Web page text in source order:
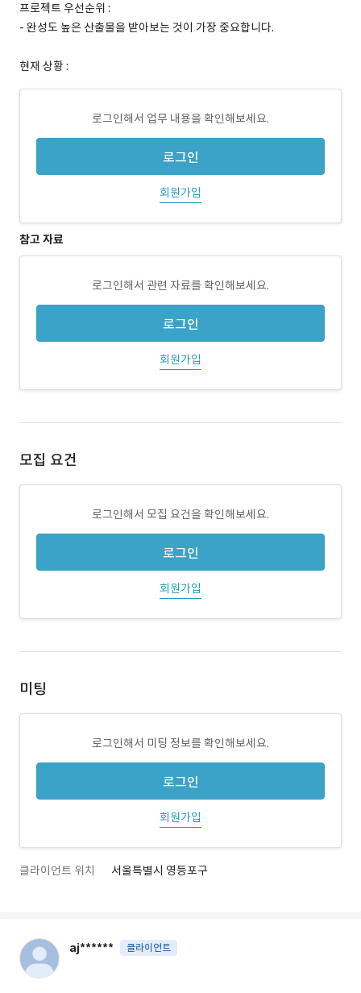
프로젝트 우선순위 :
- 완성도 높은 산출물을 받아보는 것이 가장 중요합니다.
현재 상황 :
로그인해서 업무 내용을 확인해보세요.
로그인
회원가입
참고 자료
로그인해서 관련 자료를 확인해보세요.
로그인
회원가입
모집 요건
로그인해서 모집 요건을 확인해보세요.
로그인
회원가입
미팅
로그인해서 미팅 정보를 확인해보세요.
로그인
회원가입
클라이언트 위치 서울특별시 영등포구
aj****** 클라이언트